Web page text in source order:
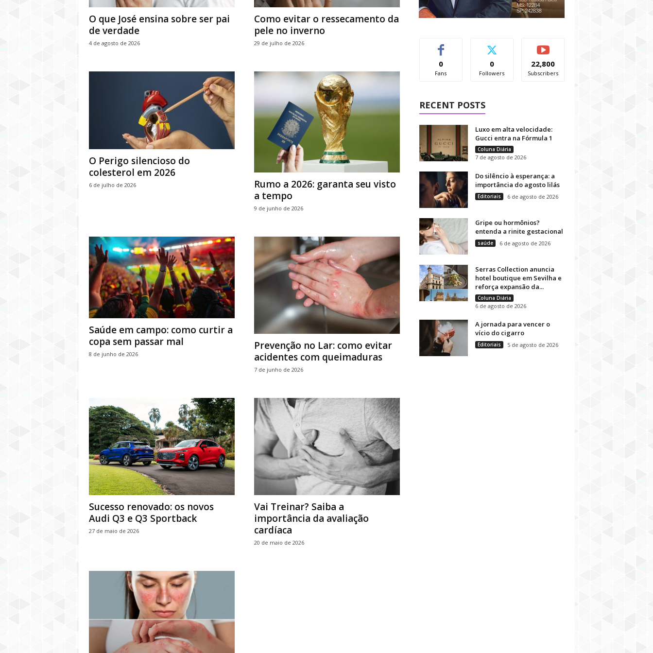
O que José ensina sobre ser pai
de verdade
4 de agosto de 2026
Como evitar o ressecamento da
pele no inverno
29 de julho de 2026
O Perigo silencioso do
colesterol em 2026
6 de julho de 2026
Rumo a 2026: garanta seu visto
a tempo
9 de junho de 2026
Saúde em campo: como curtir a
copa sem passar mal
8 de junho de 2026
Prevenção no Lar: como evitar
acidentes com queimaduras
7 de junho de 2026
Sucesso renovado: os novos
Audi Q3 e Q3 Sportback
27 de maio de 2026
Vai Treinar? Saiba a
importância da avaliação
cardíaca
20 de maio de 2026
0
Fans
0
Followers
22,800
Subscribers
RECENT POSTS
Luxo em alta velocidade:
Gucci entra na Fórmula 1
Coluna Diária
7 de agosto de 2026
Do silêncio à esperança: a
importância do agosto lilás
Editoriais 6 de agosto de 2026
Gripe ou hormônios?
entenda a rinite gestacional
saúde 6 de agosto de 2026
Serras Collection anuncia
hotel boutique em Sevilha e
reforça expansão da...
Coluna Diária
6 de agosto de 2026
A jornada para vencer o
vício do cigarro
Editoriais 5 de agosto de 2026